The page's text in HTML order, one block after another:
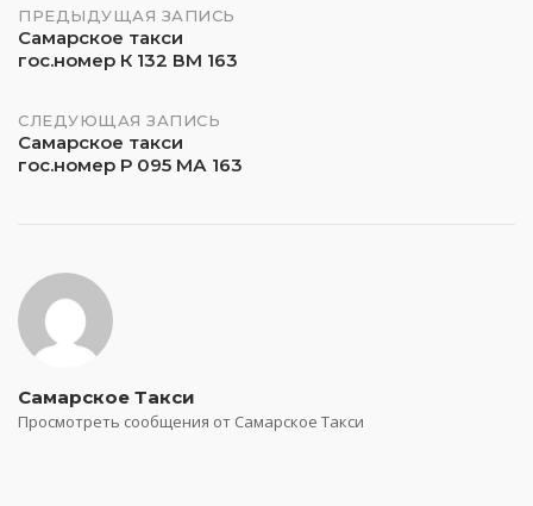
Навигация
по
записям
ПРЕДЫДУЩАЯ ЗАПИСЬ
Самарское такси
гос.номер К 132 ВМ 163
СЛЕДУЮЩАЯ ЗАПИСЬ
Самарское такси
гос.номер Р 095 МА 163
Самарское Такси
Просмотреть сообщения от Самарское Такси